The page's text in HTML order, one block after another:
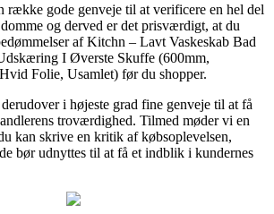
række gode genveje til at verificere en hel del
og derved er det prisværdigt, at du
af Kitchn – Lavt Vaskeskab Bad
I Øverste Skuffe (600mm,
Folie, Usamlet) før du shopper.
i højeste grad fine genveje til at få
troværdighed. Tilmed møder vi en
kan skrive en kritik af købsoplevelsen,
bør udnyttes til at få et indblik i kundernes